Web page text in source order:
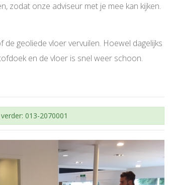
zodat onze adviseur met je mee kan kijken.
geoliede vloer vervuilen. Hoewel dagelijks
en de vloer is snel weer schoon.
013-2070001